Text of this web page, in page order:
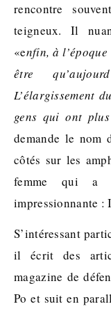
rencontre
teigneux. Il
«enfin, à
être
L’élargissement
gens qui ont
demande le nom
côtés sur les
femme qui a
impressionnante :
S’intéressant
il écrit des
magazine de
Po et suit en